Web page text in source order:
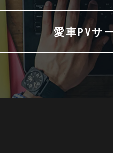
愛車PVサ